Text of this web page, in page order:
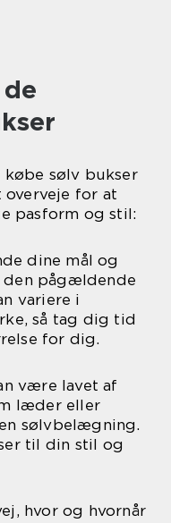
sølv bukser
for at
pasform og stil:
dine mål og
den pågældende
variere i
så tag dig tid
for dig.
være lavet af
læder eller
sølvbelægning.
til din stil og
hvor og hvornår